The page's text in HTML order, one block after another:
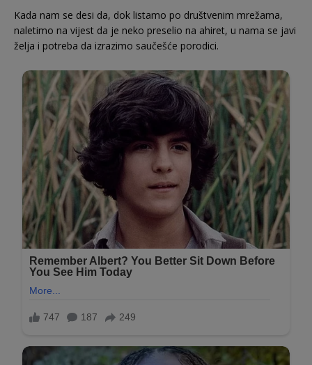
Kada nam se desi da, dok listamo po društvenim mrežama,
naletimo na vijest da je neko preselio na ahiret, u nama se javi
želja i potreba da izrazimo saučešće porodici.